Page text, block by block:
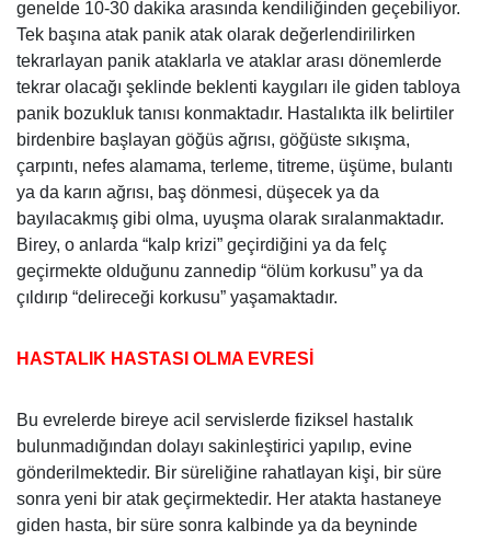
genelde 10-30 dakika arasında kendiliğinden geçebiliyor.
Tek başına atak panik atak olarak değerlendirilirken
tekrarlayan panik ataklarla ve ataklar arası dönemlerde
tekrar olacağı şeklinde beklenti kaygıları ile giden tabloya
panik bozukluk tanısı konmaktadır. Hastalıkta ilk belirtiler
birdenbire başlayan göğüs ağrısı, göğüste sıkışma,
çarpıntı, nefes alamama, terleme, titreme, üşüme, bulantı
ya da karın ağrısı, baş dönmesi, düşecek ya da
bayılacakmış gibi olma, uyuşma olarak sıralanmaktadır.
Birey, o anlarda “kalp krizi” geçirdiğini ya da felç
geçirmekte olduğunu zannedip “ölüm korkusu” ya da
çıldırıp “delireceği korkusu” yaşamaktadır.
HASTALIK HASTASI OLMA EVRESİ
Bu evrelerde bireye acil servislerde fiziksel hastalık
bulunmadığından dolayı sakinleştirici yapılıp, evine
gönderilmektedir. Bir süreliğine rahatlayan kişi, bir süre
sonra yeni bir atak geçirmektedir. Her atakta hastaneye
giden hasta, bir süre sonra kalbinde ya da beyninde